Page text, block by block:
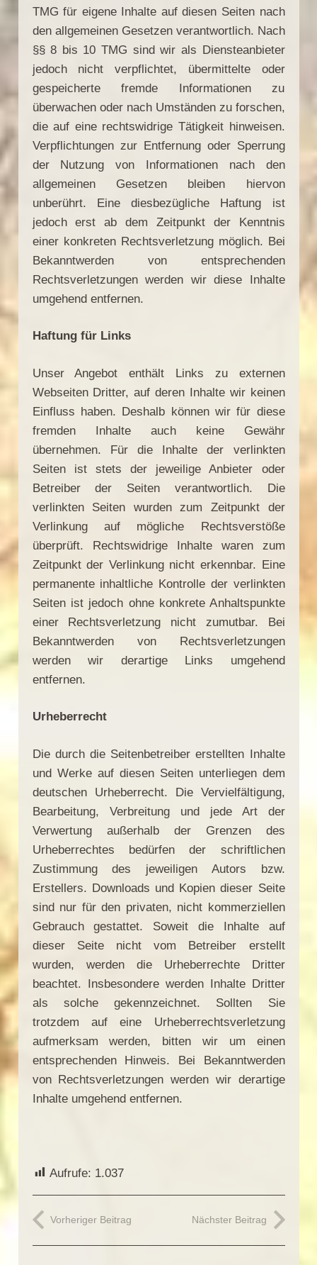
TMG für eigene Inhalte auf diesen Seiten nach
den allgemeinen Gesetzen verantwortlich. Nach
§§ 8 bis 10 TMG sind wir als Diensteanbieter
jedoch nicht verpflichtet, übermittelte oder
gespeicherte fremde Informationen zu
überwachen oder nach Umständen zu forschen,
die auf eine rechtswidrige Tätigkeit hinweisen.
Verpflichtungen zur Entfernung oder Sperrung
der Nutzung von Informationen nach den
allgemeinen Gesetzen bleiben hiervon
unberührt. Eine diesbezügliche Haftung ist
jedoch erst ab dem Zeitpunkt der Kenntnis
einer konkreten Rechtsverletzung möglich. Bei
Bekanntwerden von entsprechenden
Rechtsverletzungen werden wir diese Inhalte
umgehend entfernen.
Haftung für Links
Unser Angebot enthält Links zu externen
Webseiten Dritter, auf deren Inhalte wir keinen
Einfluss haben. Deshalb können wir für diese
fremden Inhalte auch keine Gewähr
übernehmen. Für die Inhalte der verlinkten
Seiten ist stets der jeweilige Anbieter oder
Betreiber der Seiten verantwortlich. Die
verlinkten Seiten wurden zum Zeitpunkt der
Verlinkung auf mögliche Rechtsverstöße
überprüft. Rechtswidrige Inhalte waren zum
Zeitpunkt der Verlinkung nicht erkennbar. Eine
permanente inhaltliche Kontrolle der verlinkten
Seiten ist jedoch ohne konkrete Anhaltspunkte
einer Rechtsverletzung nicht zumutbar. Bei
Bekanntwerden von Rechtsverletzungen
werden wir derartige Links umgehend
entfernen.
Urheberrecht
Die durch die Seitenbetreiber erstellten Inhalte
und Werke auf diesen Seiten unterliegen dem
deutschen Urheberrecht. Die Vervielfältigung,
Bearbeitung, Verbreitung und jede Art der
Verwertung außerhalb der Grenzen des
Urheberrechtes bedürfen der schriftlichen
Zustimmung des jeweiligen Autors bzw.
Erstellers. Downloads und Kopien dieser Seite
sind nur für den privaten, nicht kommerziellen
Gebrauch gestattet. Soweit die Inhalte auf
dieser Seite nicht vom Betreiber erstellt
wurden, werden die Urheberrechte Dritter
beachtet. Insbesondere werden Inhalte Dritter
als solche gekennzeichnet. Sollten Sie
trotzdem auf eine Urheberrechtsverletzung
aufmerksam werden, bitten wir um einen
entsprechenden Hinweis. Bei Bekanntwerden
von Rechtsverletzungen werden wir derartige
Inhalte umgehend entfernen.
Aufrufe: 1.037
Vorheriger Beitrag Nächster Beitrag